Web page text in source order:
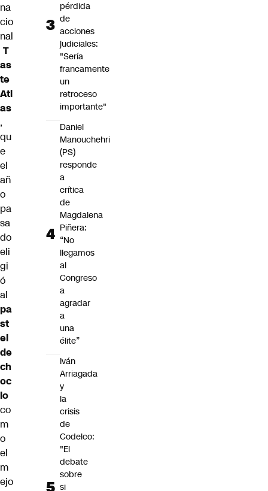
na
cio
nal
T
as
te
Atl
as
,
qu
e
el
añ
o
pa
sa
do
eli
gi
ó
al
pa
st
el
de
ch
oc
lo
co
m
o
el
m
ejo
pérdida
de
acciones
judiciales:
"Sería
francamente
un
retroceso
importante"
Daniel
Manouchehri
(PS)
responde
a
crítica
de
Magdalena
Piñera:
“No
llegamos
al
Congreso
a
agradar
a
una
élite”
Iván
Arriagada
y
la
crisis
de
Codelco:
"El
debate
sobre
si